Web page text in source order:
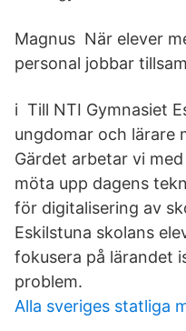
Magnus När elever
personal jobbar
i Till NTI Gymnasiet
ungdomar och lärare
Gärdet arbetar vi
möta upp dagens
för digitalisering av
Eskilstuna skolans
fokusera på lärandet
problem.
Alla sveriges statliga